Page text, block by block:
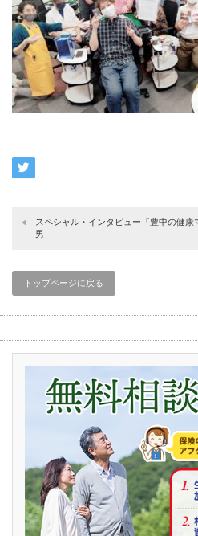
スペシャル・インタビュー『豊中の健
男
トップページに戻る